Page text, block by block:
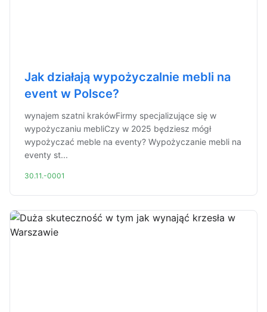
Jak działają wypożyczalnie mebli na
event w Polsce?
wynajem szatni krakówFirmy specjalizujące się w
wypożyczaniu mebliCzy w 2025 będziesz mógł
wypożyczać meble na eventy? Wypożyczanie mebli na
eventy st...
30.11.-0001